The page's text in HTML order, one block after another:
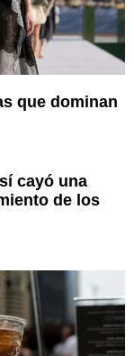
que dominan
cayó una
de los